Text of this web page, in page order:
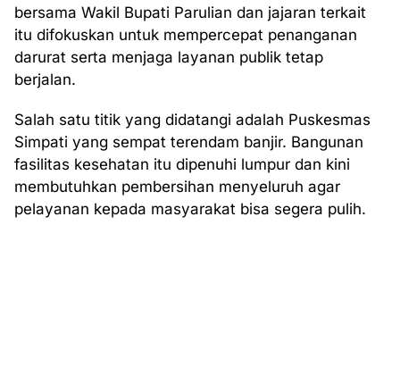
bersama Wakil Bupati Parulian dan jajaran terkait
itu difokuskan untuk mempercepat penanganan
darurat serta menjaga layanan publik tetap
berjalan.
Salah satu titik yang didatangi adalah Puskesmas
Simpati yang sempat terendam banjir. Bangunan
fasilitas kesehatan itu dipenuhi lumpur dan kini
membutuhkan pembersihan menyeluruh agar
pelayanan kepada masyarakat bisa segera pulih.